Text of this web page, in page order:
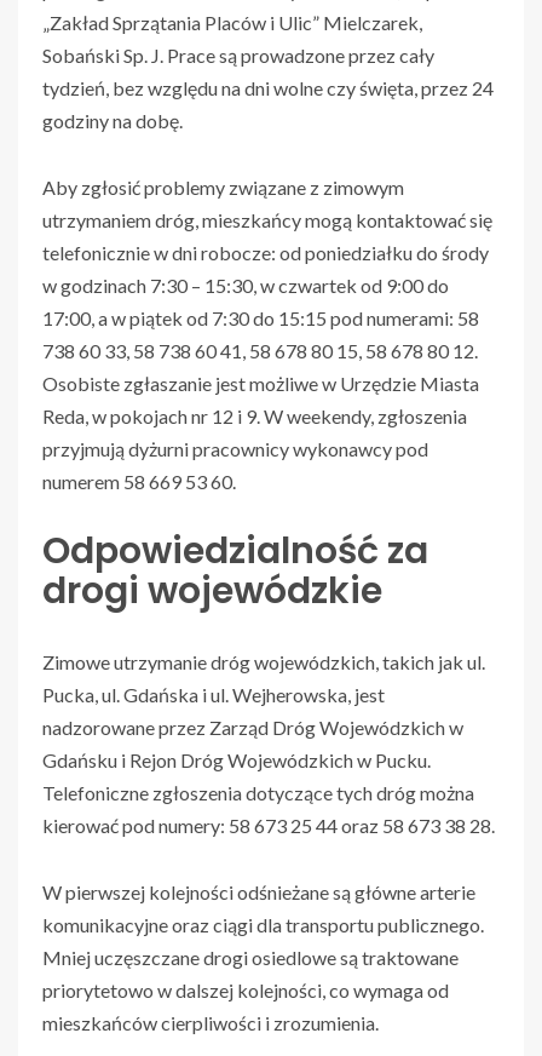
„Zakład Sprzątania Placów i Ulic” Mielczarek,
Sobański Sp. J. Prace są prowadzone przez cały
tydzień, bez względu na dni wolne czy święta, przez 24
godziny na dobę.
Aby zgłosić problemy związane z zimowym
utrzymaniem dróg, mieszkańcy mogą kontaktować się
telefonicznie w dni robocze: od poniedziałku do środy
w godzinach 7:30 – 15:30, w czwartek od 9:00 do
17:00, a w piątek od 7:30 do 15:15 pod numerami: 58
738 60 33, 58 738 60 41, 58 678 80 15, 58 678 80 12.
Osobiste zgłaszanie jest możliwe w Urzędzie Miasta
Reda, w pokojach nr 12 i 9. W weekendy, zgłoszenia
przyjmują dyżurni pracownicy wykonawcy pod
numerem 58 669 53 60.
Odpowiedzialność za
drogi wojewódzkie
Zimowe utrzymanie dróg wojewódzkich, takich jak ul.
Pucka, ul. Gdańska i ul. Wejherowska, jest
nadzorowane przez Zarząd Dróg Wojewódzkich w
Gdańsku i Rejon Dróg Wojewódzkich w Pucku.
Telefoniczne zgłoszenia dotyczące tych dróg można
kierować pod numery: 58 673 25 44 oraz 58 673 38 28.
W pierwszej kolejności odśnieżane są główne arterie
komunikacyjne oraz ciągi dla transportu publicznego.
Mniej uczęszczane drogi osiedlowe są traktowane
priorytetowo w dalszej kolejności, co wymaga od
mieszkańców cierpliwości i zrozumienia.